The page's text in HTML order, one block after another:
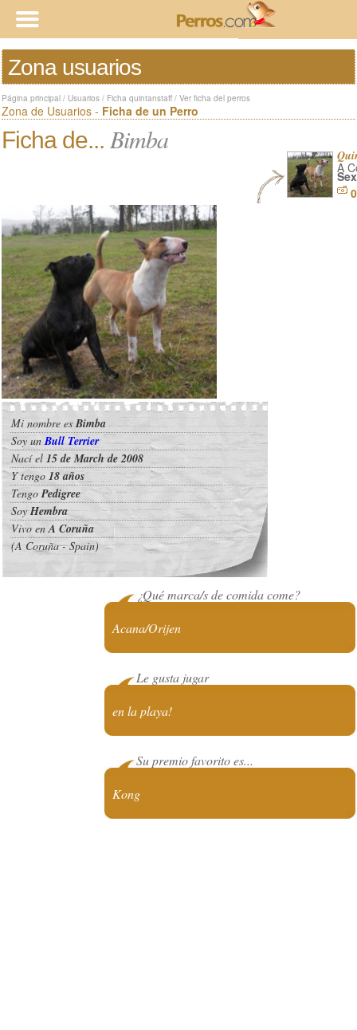
Zona usuarios
Página principal / Usuarios / Ficha quintanstaff / Ver ficha del perros
Zona de Usuarios - Ficha de un Perro
Ficha de... Bimba
A
Mi nombre esBimba
Soy unBull Terrier
Nací el 15 de March de 2008
Y tengo 18 años
TengoPedigree
SoyHembra
Vivo enA Coruña
(A Coruña - Spain)
¿Qué marca/s de comida come?
Acana/Orijen
Le gusta jugar
en la playa!
Su premio favorito es...
Kong